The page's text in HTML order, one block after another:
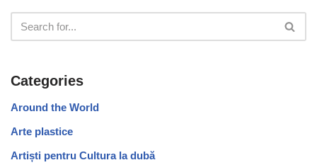
Categories
Around the World
Arte plastice
Artiști pentru Cultura la dubă